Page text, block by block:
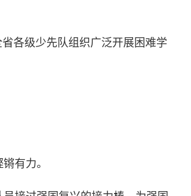
各级少先队组织广泛开展困难学
有力。